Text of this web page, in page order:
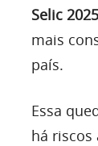
Selic
mais
país.
Essa
há riscos